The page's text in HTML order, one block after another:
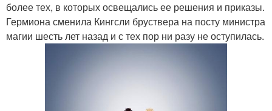
более тех, в которых освещались ее решения и приказы.
Гермиона сменила Кингсли бруствера на посту министра
магии шесть лет назад и с тех пор ни разу не оступилась.